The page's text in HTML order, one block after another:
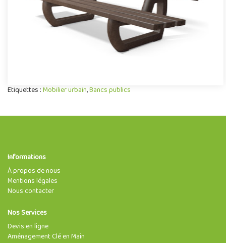
Offre partenaire
Etiquettes :Mobilier urbain,Bancs publics
Informations
À propos de nous
Mentions légales
Nous contacter
Nos Services
Devis en ligne
Aménagement Clé en Main